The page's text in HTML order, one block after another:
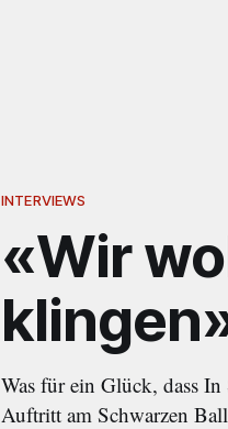
INTERVIEWS
«Wir
Was für ein Glück, dass
Auftritt am Schwarzen